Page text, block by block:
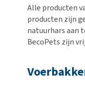
Alle producten
producten zijn
natuurhars aan
BecoPets zijn